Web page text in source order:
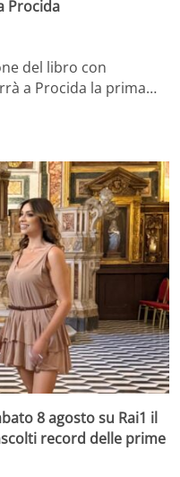
Procida
del libro con
a Procida la prima…
8 agosto su Rai1 il
record delle prime